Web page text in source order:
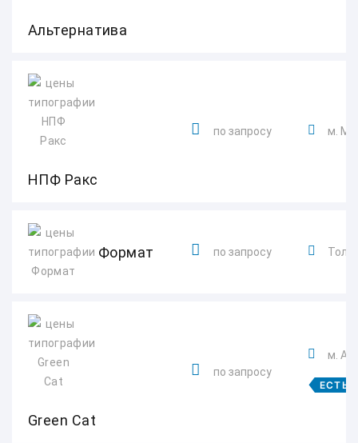
Альтернатива
НПФ Ракс
по запросу м.
Формат по запросу
Green Cat
по запросу
м.
ЕСТЬ